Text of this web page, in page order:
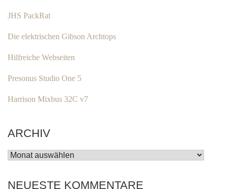
JHS PackRat
Die elektrischen Gibson Archtops
Hilfreiche Webseiten
Presonus Studio One 5
Harrison Mixbus 32C v7
ARCHIV
ARCHIV
NEUESTE KOMMENTARE